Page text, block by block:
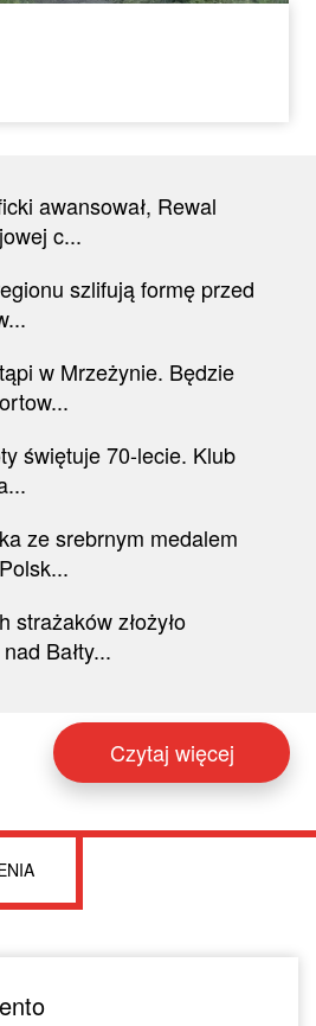
awansował, Rewal
c...
szlifują formę przed
w Mrzeżynie. Będzie
świętuje 70-lecie. Klub
ze srebrnym medalem
strażaków złożyło
Bałty...
Czytaj więcej